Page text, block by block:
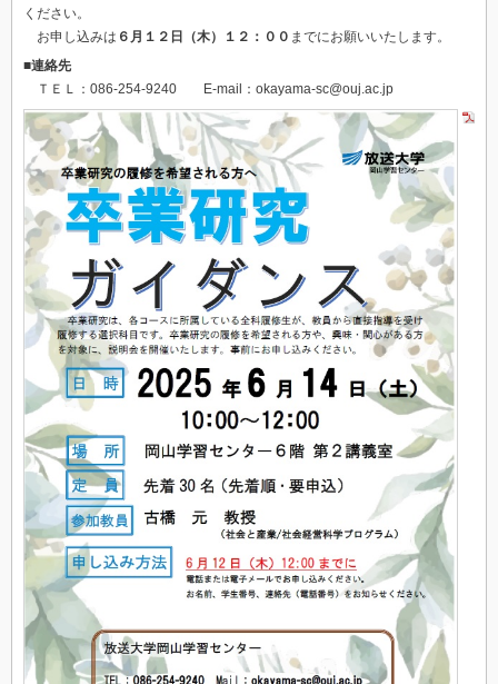
ください。
お申し込みは ６月１２日（木）１２：００ までにお願いいたします。
■連絡先
ＴＥＬ：086-254-9240 E-mail：okayama-sc@ouj.ac.jp